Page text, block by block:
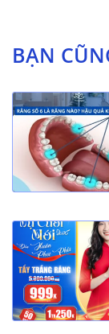
BẠN